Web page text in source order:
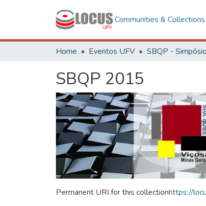
Communities & Collections
Home Eventos UFV
SBQP 2015
Permanent URI for this collectionhttps://